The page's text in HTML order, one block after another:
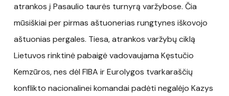
atrankos į Pasaulio taurės turnyrą varžybose. Čia
mūsiškiai per pirmas aštuonerias rungtynes iškovojo
aštuonias pergales. Tiesa, atrankos varžybų ciklą
Lietuvos rinktinė pabaigė vadovaujama Kęstučio
Kemzūros, nes dėl FIBA ir Eurolygos tvarkaraščių
konflikto nacionalinei komandai padėti negalėjo Kazys